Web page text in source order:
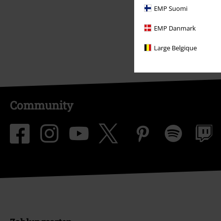
EMP Suomi
EMP Danmark
Large Belgique
Community